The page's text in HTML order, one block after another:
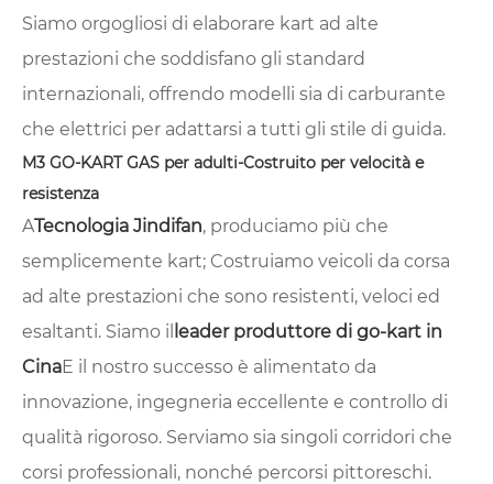
Siamo orgogliosi di elaborare kart ad alte
prestazioni che soddisfano gli standard
internazionali, offrendo modelli sia di carburante
che elettrici per adattarsi a tutti gli stile di guida.
M3 GO-KART GAS per adulti-Costruito per velocità e
resistenza
ATecnologia Jindifan, produciamo più che
semplicemente kart; Costruiamo veicoli da corsa
ad alte prestazioni che sono resistenti, veloci ed
esaltanti. Siamo il leader produttore di go-kart in
CinaE il nostro successo è alimentato da
innovazione, ingegneria eccellente e controllo di
qualità rigoroso. Serviamo sia singoli corridori che
corsi professionali, nonché percorsi pittoreschi.